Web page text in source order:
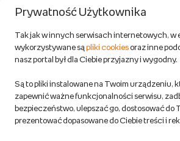
Zwroty
Reklamacje
Regulamin empik.com
Pozostałe Regulaminy Empiku
Do 100 zł na pierwsze zakupy w
korzystaj z kodów zniżkowych.
Prywatność Użytkownika
Tak jak w innych serwisach internetowych, w
wykorzystywane sąpliki cookiesoraz inne
nasz portal był dla Ciebie przyjazny i wygodny.
Są to pliki instalowane na Twoim urządzeniu,
zapewnić ważne funkcjonalności serwisu,
bezpieczeństwo, ulepszać go, dostosować do
prezentować dopasowane do Ciebie treści i